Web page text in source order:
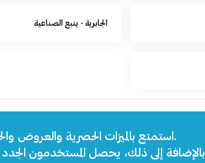
الجابرية - ينبع الصناعية
استمتع بالميزات الحصرية والعروض
بالإضافة إلى ذلك، يحصل المستخدمون